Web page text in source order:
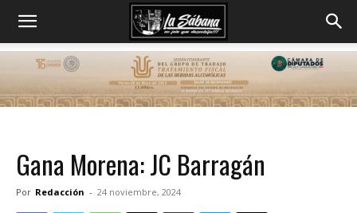
Gana Morena: JC Barragán
Por Redacción - 24 noviembre, 2024